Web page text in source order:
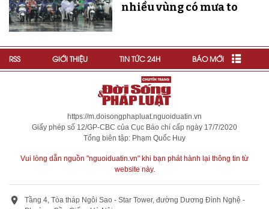
nhiều vùng có mưa to
RSS GIỚI THIỆU TIN TỨC 24H BÁO MỚI
https://m.doisongphapluat.nguoiduatin.vn
Giấy phép số 12/GP-CBC của Cục Báo chí cấp ngày 17/7/2020
Tổng biên tập: Phạm Quốc Huy
Vui lòng dẫn nguồn "nguoiduatin.vn" khi bạn phát hành lại thông tin từ
website này.
Tầng 4, Tòa tháp Ngôi Sao - Star Tower, đường Dương Đình Nghệ -